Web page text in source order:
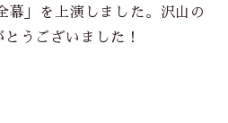
」を上演しました。沢山の
うございました！